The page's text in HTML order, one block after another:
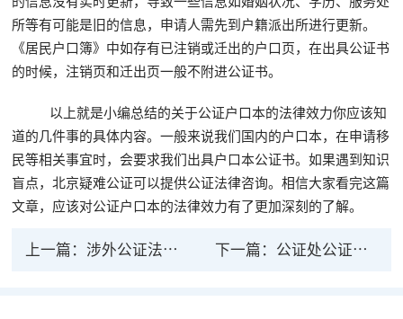
所等有可能是旧的信息，申请人需先到户籍派出所进行更新。
《居民户口簿》中如存有已注销或迁出的户口页，在出具公证书
的时候，注销页和迁出页一般不附进公证书。
以上就是小编总结的关于公证户口本的法律效力你应该知
道的几件事的具体内容。一般来说我们国内的户口本，在申请移
民等相关事宜时，会要求我们出具户口本公证书。如果遇到知识
盲点，北京疑难公证可以提供公证法律咨询。相信大家看完这篇
文章，应该对公证户口本的法律效力有了更加深刻的了解。
上一篇：涉外公证法律咨询，办理涉外公证需要注意哪些 下一篇： 公证处公证家暴有法律意义吗？需要什么材料？